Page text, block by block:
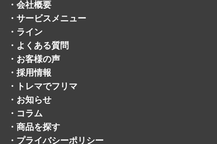
遺品買取
宅配買取
不用品買取
買取方法
会社概要
サービスメニュー
ライン
よくある質問
お客様の声
採用情報
トレマでフリマ